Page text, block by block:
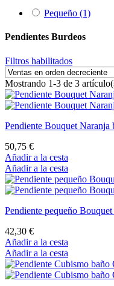
Pequeño (1)
Pendientes Burdeos
Filtros habilitados
Mostrando 1-3 de 3
Pendiente Bouquet Naranja
50,75 €
Añadir a la cesta
Añadir a la cesta
Pendiente pequeño
42,30 €
Añadir a la cesta
Añadir a la cesta